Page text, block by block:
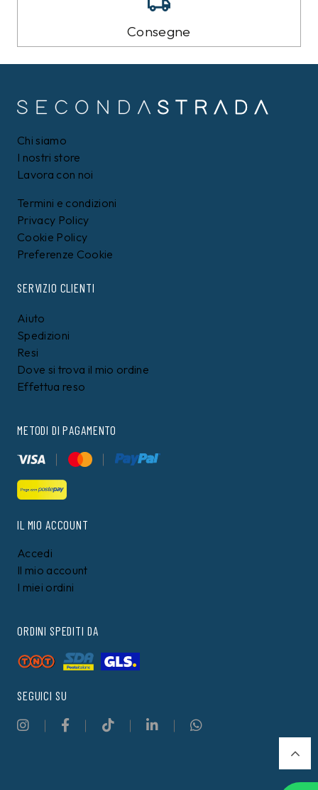
Consegne
Chi siamo
I nostri store
Lavora con noi
Termini e condizioni
Privacy Policy
Cookie Policy
Preferenze Cookie
SERVIZIO CLIENTI
Aiuto
Spedizioni
Resi
Dove si trova il mio ordine
Effettua reso
METODI DI PAGAMENTO
IL MIO ACCOUNT
Accedi
Il mio account
I miei ordini
ORDINI SPEDITI DA
SEGUICI SU